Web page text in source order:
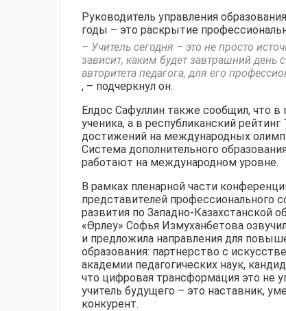
Руководитель управления
годы – это раскрытие
– Учитель сегодня – это не просто
зависит, каким будет завтрашний день
авторитета педагога, для его
, – подчеркнул он.
Елдос Сафуллин также сообщил, что в
ученика, а в республиканский
достижений на международных
Система дополнительного
работают на международном уровне.
В рамках пленарной части
представителей профессионального
развития по Западно-Казахстанской
«Өрлеу» Софья Измуханбетова
и предложила направления для
образования: партнерство с
академии педагогических наук,
что цифровая трансформация это не
учитель будущего – это наставник,
конкурент.